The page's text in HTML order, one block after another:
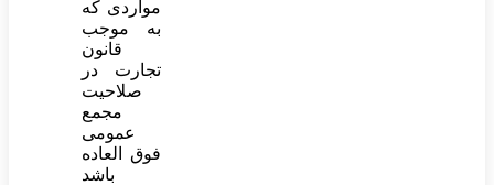
مواردی که
به موجب
قانون
تجارت در
صلاحیت
مجمع
عمومی
فوق العاده
باشد